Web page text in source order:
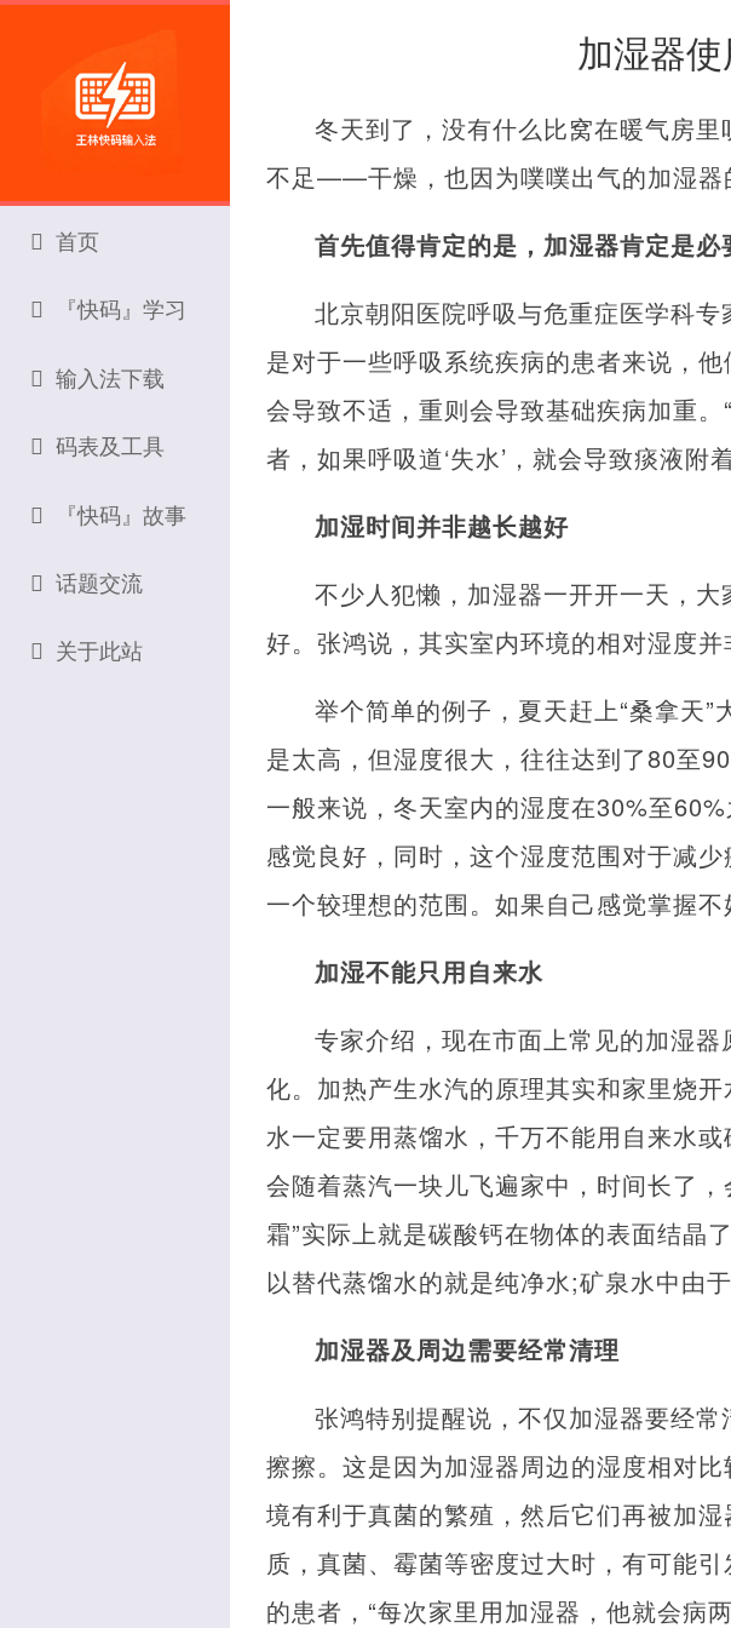
加湿器
冬天到了，没有什么比窝在暖气房
不足——干燥，也因为噗噗出气的加湿器
首先值得肯定的是，加湿器肯定是必
北京朝阳医院呼吸与危重症医学科
是对于一些呼吸系统疾病的患者来说，
会导致不适，重则会导致基础疾病加重
者，如果呼吸道‘失水’，就会导致痰液
加湿时间并非越长越好
不少人犯懒，加湿器一开开一天，
好。张鸿说，其实室内环境的相对湿度并
举个简单的例子，夏天赶上“桑拿天
是太高，但湿度很大，往往达到了80至
一般来说，冬天室内的湿度在30%至
感觉良好，同时，这个湿度范围对于减
一个较理想的范围。如果自己感觉掌握不
加湿不能只用自来水
专家介绍，现在市面上常见的加湿
化。加热产生水汽的原理其实和家里烧
水一定要用蒸馏水，千万不能用自来水
会随着蒸汽一块儿飞遍家中，时间长了，
霜”实际上就是碳酸钙在物体的表面结晶
以替代蒸馏水的就是纯净水;矿泉水中由
加湿器及周边需要经常清理
张鸿特别提醒说，不仅加湿器要经
擦擦。这是因为加湿器周边的湿度相对
境有利于真菌的繁殖，然后它们再被加
质，真菌、霉菌等密度过大时，有可能
的患者，“每次家里用加湿器，他就会病
首页
『快码』学习
输入法下载
码表及工具
『快码』故事
话题交流
关于此站